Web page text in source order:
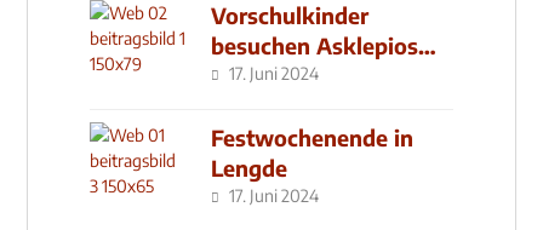
Vorschulkinder
besuchen Asklepios
Klinik
17. Juni 2024
Festwochenende in
Lengde
17. Juni 2024